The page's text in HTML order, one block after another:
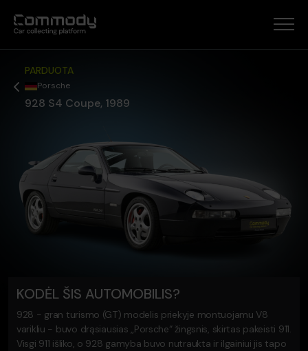
PARDUOTA
Porsche
928 S4 Coupe, 1989
KODĖL ŠIS AUTOMOBILIS?
928 - gran turismo (GT) modelis priekyje montuojamu V8
varikliu - buvo drąsiausias „Porsche“ žingsnis, skirtas pakeisti 911.
Visgi 911 išliko, o 928 gamyba buvo nutraukta ir ilgainiui jis tapo